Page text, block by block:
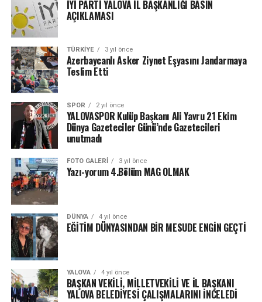
İYİ PARTİ YALOVA İL BAŞKANLIĞI BASIN
AÇIKLAMASI
TÜRKIYE 3 yıl önce
Azerbaycanlı Asker Ziynet Eşyasını Jandarmaya
Teslim Etti
SPOR 2 yıl önce
YALOVASPOR Kulüp Başkanı Ali Yavru 21 Ekim
Dünya Gazeteciler Günü’nde Gazetecileri
unutmadı
FOTO GALERI 3 yıl önce
Yazı-yorum 4.Bölüm MAG OLMAK
DÜNYA 4 yıl önce
EĞİTİM DÜNYASINDAN BİR MESUDE ENGİN GEÇTİ
YALOVA 4 yıl önce
BAŞKAN VEKİLİ, MİLLETVEKİLİ VE İL BAŞKANI
YALOVA BELEDİYESİ ÇALIŞMALARINI İNCELEDİ